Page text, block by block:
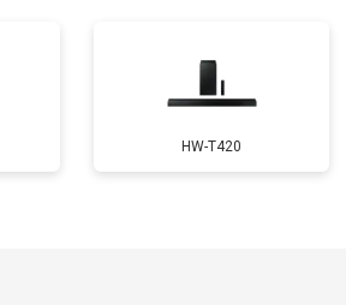
HW-T420